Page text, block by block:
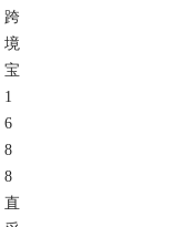
跨
境
宝
1
6
8
8
直